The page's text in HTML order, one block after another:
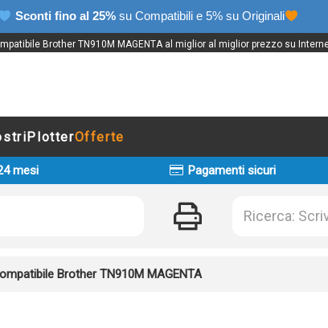
Sconti fino al 25% su Compatibili e 5% su Originali
Brother TN910M MAGENTA al miglior al miglior prezzo su
PlotterOfferte
mesi Pagamenti sicuri
Brother TN910M MAGENTA